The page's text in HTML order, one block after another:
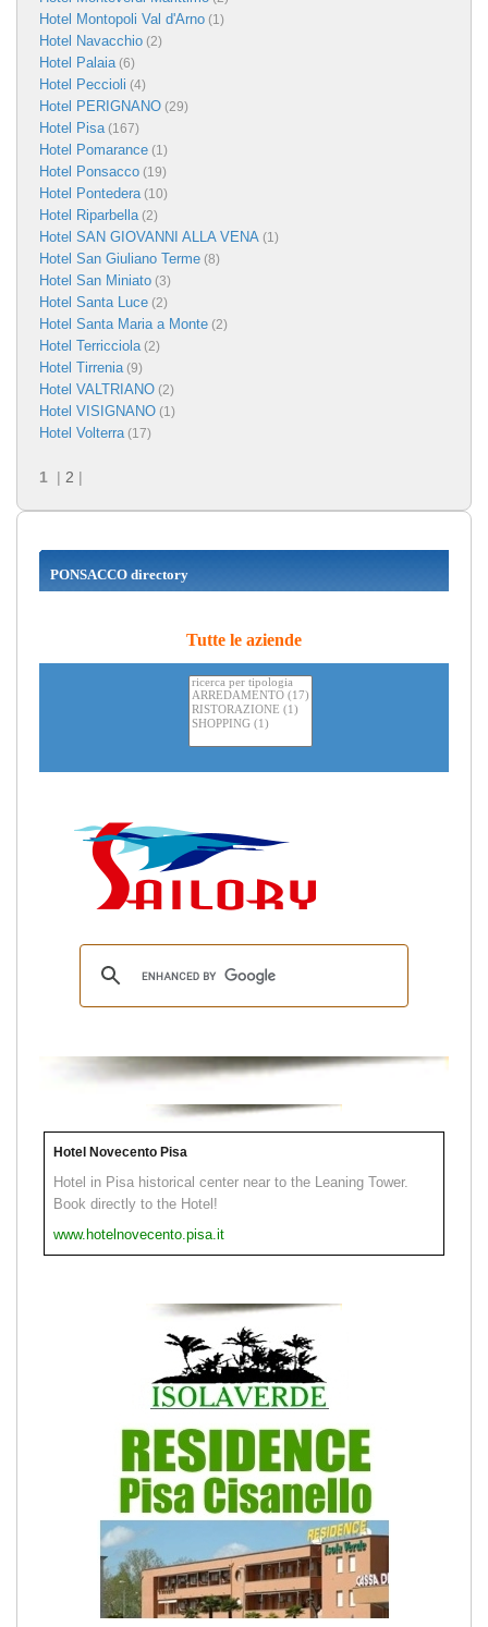
Hotel Montopoli Val d'Arno (1)
Hotel Navacchio (2)
Hotel Palaia (6)
Hotel Peccioli (4)
Hotel PERIGNANO (29)
Hotel Pisa (167)
Hotel Pomarance (1)
Hotel Ponsacco (19)
Hotel Pontedera (10)
Hotel Riparbella (2)
Hotel SAN GIOVANNI ALLA VENA (1)
Hotel San Giuliano Terme (8)
Hotel San Miniato (3)
Hotel Santa Luce (2)
Hotel Santa Maria a Monte (2)
Hotel Terricciola (2)
Hotel Tirrenia (9)
Hotel VALTRIANO (2)
Hotel VISIGNANO (1)
Hotel Volterra (17)
1 | 2 |
PONSACCO directory
Tutte le aziende
Hotel Novecento Pisa
Hotel in Pisa historical center near to the Leaning Tower.
Book directly to the Hotel!
www.hotelnovecento.pisa.it